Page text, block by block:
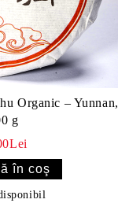
Organic – Yunnan,
g